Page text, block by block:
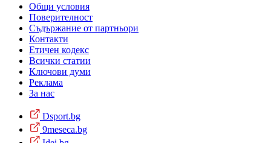
Общи условия
Поверителност
Съдържание от партньори
Контакти
Етичен кодекс
Всички статии
Ключови думи
Реклама
За нас
Dsport.bg
9meseca.bg